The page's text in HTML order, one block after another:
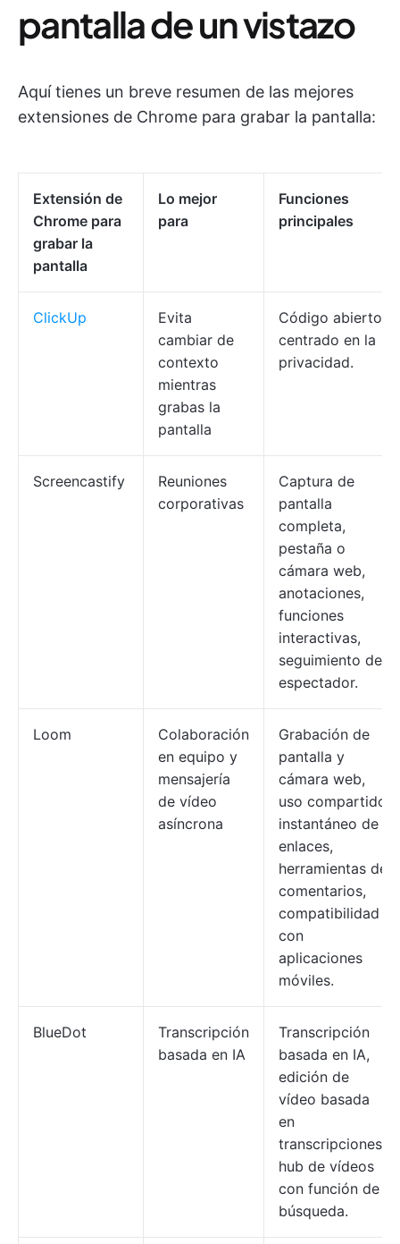
pantalla de un vistazo
Aquí tienes un breve resumen de las mejores
extensiones de Chrome para grabar la pantalla:
Extensión de
Chrome para
grabar la
pantalla
Lo mejor
para
Funciones
principales
ClickUp
Evita
cambiar de
contexto
mientras
grabas la
pantalla
Código abierto,
centrado en la
privacidad.
Screencastify
Reuniones
corporativas
Captura de
pantalla
completa,
pestaña o
cámara web,
anotaciones,
funciones
interactivas,
seguimiento del
espectador.
Loom
Colaboración
en equipo y
mensajería
de vídeo
asíncrona
Grabación de
pantalla y
cámara web,
uso compartido
instantáneo de
enlaces,
herramientas de
comentarios,
compatibilidad
con
aplicaciones
móviles.
BlueDot
Transcripción
basada en IA
Transcripción
basada en IA,
edición de
vídeo basada
en
transcripciones,
hub de vídeos
con función de
búsqueda.